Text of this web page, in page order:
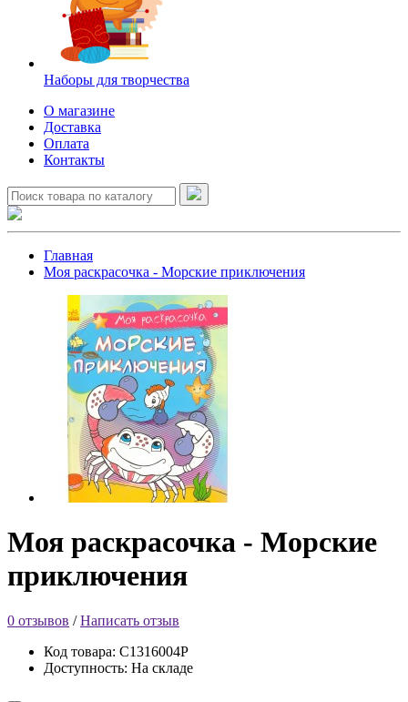
Наборы для творчества
О магазине
Доставка
Оплата
Контакты
Главная
Моя раскрасочка - Морские приключения
Моя раскрасочка - Морские
приключения
0 отзывов /Написать отзыв
Код товара: С1316004Р
Доступность: На складе